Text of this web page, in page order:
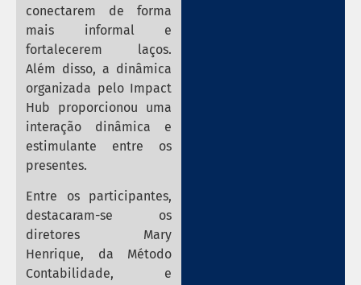
conectarem de forma
mais informal e
fortalecerem laços.
Além disso, a dinâmica
organizada pelo Impact
Hub proporcionou uma
interação dinâmica e
estimulante entre os
presentes.
Entre os participantes,
destacaram-se os
diretores Mary
Henrique, da Método
Contabilidade, e